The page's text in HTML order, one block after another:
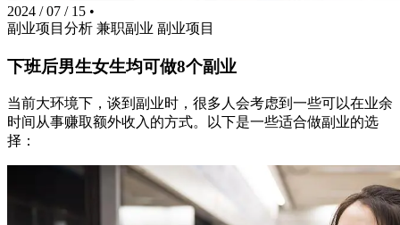
2024 / 07 / 15 •
副业项目分析 兼职副业 副业项目
下班后男生女生均可做8个副业
当前大环境下，谈到副业时，很多人会考虑到一些可以在业余
时间从事赚取额外收入的方式。以下是一些适合做副业的选
择：